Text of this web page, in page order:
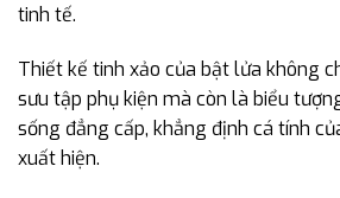
tinh tế.
Thiết kế tinh xảo của bật lửa không
sưu tập phụ kiện mà còn là biểu
sống đẳng cấp, khẳng định cá tính
xuất hiện.